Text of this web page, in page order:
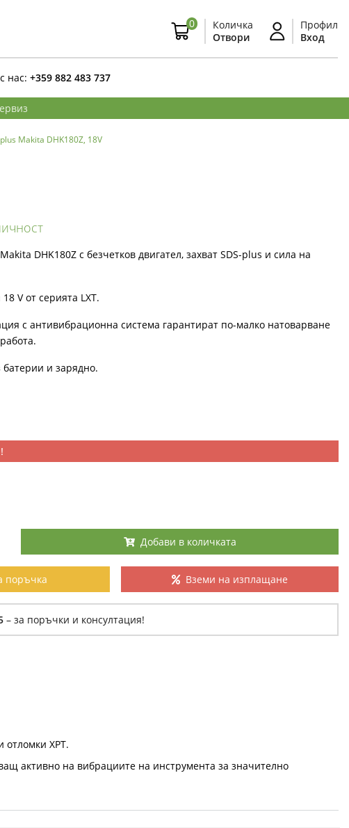
0
Количка
Отвори
Профил
Вход
нас: +359 882 483 737
Makita DHK180Z, 18V
Makita DHK180Z с безчетков двигател, захват SDS-plus и сила на
V от серията LXT.
с антивибрационна система гарантират по-малко натоварване
батерии и зарядно.
Добави в количката
поръчка Вземи на изплащане
– за поръчки и консултация!
отломки XPT.
активно на вибрациите на инструмента за значително